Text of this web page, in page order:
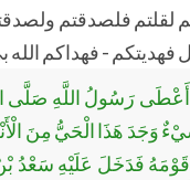
فلصدقتم ولصدقتم
- فهداكم الله
رَسُولُ اللَّهِ صَلَّى
وَجَدَ هَذَا الْحَيُّ مِنَ
فَدَخَلَ عَلَيْهِ سَعْدُ